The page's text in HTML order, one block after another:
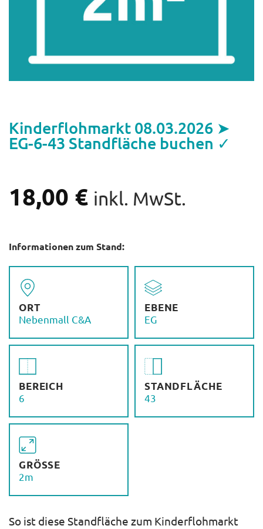
Kinderflohmarkt 08.03.2026 ➤
EG-6-43 Standfläche buchen ✓
18,00 € inkl. MwSt.
Informationen zum Stand:
ORT
Nebenmall C&A
EBENE
EG
BEREICH
6
STANDFLÄCHE
43
GRÖSSE
2m
So ist diese Standfläche zum Kinderflohmarkt